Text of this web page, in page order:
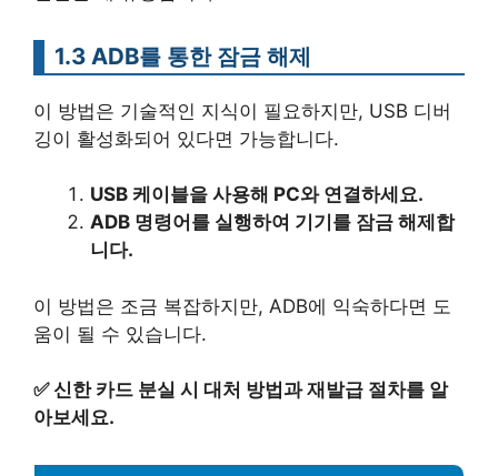
1.3 ADB를 통한 잠금 해제
이 방법은 기술적인 지식이 필요하지만, USB 디버
깅이 활성화되어 있다면 가능합니다.
USB 케이블을 사용해 PC와 연결하세요.
ADB 명령어를 실행하여 기기를 잠금 해제합
니다.
이 방법은 조금 복잡하지만, ADB에 익숙하다면 도
움이 될 수 있습니다.
✅신한 카드 분실 시 대처 방법과 재발급 절차를 알
아보세요.